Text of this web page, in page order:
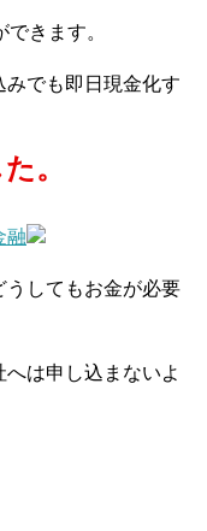
きます。
でも即日現金化す
。
融
うしてもお金が必要
は申し込まないよ